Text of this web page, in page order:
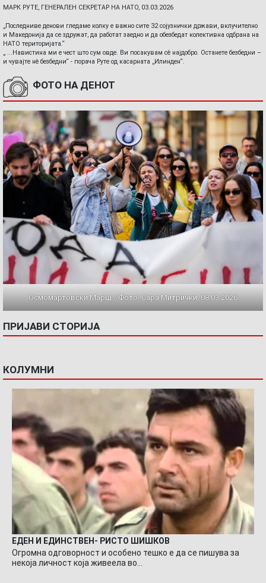
МАРК РУТЕ, ГЕНЕРАЛЕН СЕКРЕТАР НА НАТО, 03.03.2026
„Последниве денови гледаме колку е важно сите 32 сојузнички држави, вклучително
и Македонија да се здружат, да работат заедно и да обезбедат колективна одбрана на
НАТО територијата.“
„ ...Навистина ми е чест што сум овде. Ви посакувам сè најдобро. Останете безбедни –
и чувајте нè безбедни“ - порача Руте од касарната „Илинден“.
ФОТО НА ДЕНОТ
Осмомартовски Марш / Фото: Сара Митрички, 08.03.2026
ПРИЈАВИ СТОРИЈА
КОЛУМНИ
ЕДЕН И ЕДИНСТВЕН- РИСТО ШИШКОВ
Огромна одговорност и особено тешко е да се пишува за
некоја личност која живеела во…